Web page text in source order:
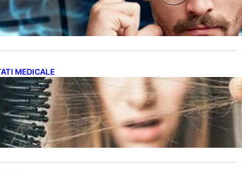
MEDICALE
unei deficiențe de proteine:
asupra sănătății tale